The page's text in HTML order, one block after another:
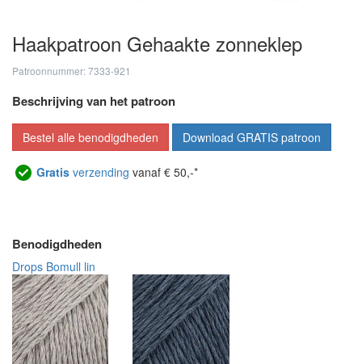
Haakpatroon Gehaakte zonneklep
Patroonnummer: 7333-921
Beschrijving van het patroon
Bestel alle benodigdheden Download GRATIS patroon
Gratis verzending vanaf € 50,-*
Benodigdheden
Drops Bomull lin